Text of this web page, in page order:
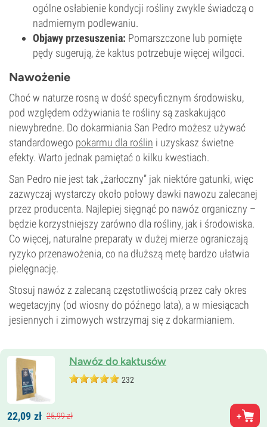
ogólne osłabienie kondycji rośliny zwykle świadczą o
nadmiernym podlewaniu.
Objawy przesuszenia: Pomarszczone lub pomięte
pędy sugerują, że kaktus potrzebuje więcej wilgoci.
Nawożenie
Choć w naturze rosną w dość specyficznym środowisku,
pod względem odżywiania te rośliny są zaskakująco
niewybredne. Do dokarmiania San Pedro możesz używać
standardowego pokarmu dla roślin i uzyskasz świetne
efekty. Warto jednak pamiętać o kilku kwestiach.
San Pedro nie jest tak „żarłoczny” jak niektóre gatunki, więc
zazwyczaj wystarczy około połowy dawki nawozu zalecanej
przez producenta. Najlepiej sięgnąć po nawóz organiczny –
będzie korzystniejszy zarówno dla rośliny, jak i środowiska.
Co więcej, naturalne preparaty w dużej mierze ograniczają
ryzyko przenawożenia, co na dłuższą metę bardzo ułatwia
pielęgnację.
Stosuj nawóz z zalecaną częstotliwością przez cały okres
wegetacyjny (od wiosny do późnego lata), a w miesiącach
jesiennych i zimowych wstrzymaj się z dokarmianiem.
Nawóz do kaktusów
232
22,09 zł 25,99zł